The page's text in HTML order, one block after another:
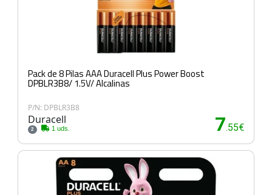
Pack de 8 Pilas AAA Duracell Plus Power Boost
DPBLR3B8/ 1.5V/ Alcalinas
P/N: DPBLR3B8
Duracell
2 1 uds. 7.55€